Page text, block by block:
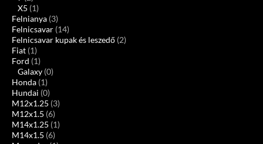
X5 (1)
Felnianya (3)
Felnicsavar (14)
Felnicsavar kupak és leszedő (2)
Fiat (1)
Ford (1)
Galaxy (0)
Honda (1)
Hundai (0)
M12x1.25 (3)
M12x1.5 (6)
M14x1.25 (1)
M14x1.5 (6)